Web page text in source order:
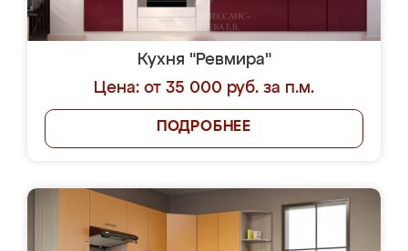
Кухня "Ревмира"
Цена: от 35 000 руб. за п.м.
ПОДРОБНЕЕ